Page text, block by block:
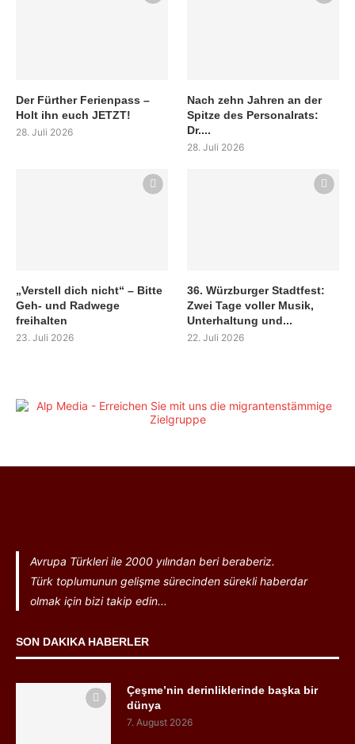
Der Fürther Ferienpass –
Holt ihn euch JETZT!
28. Juli 2026
Nach zehn Jahren an der
Spitze des Personalrats:
Dr....
28. Juli 2026
„Verstell dich nicht“ – Bitte
Geh- und Radwege
freihalten
23. Juli 2026
36. Würzburger Stadtfest:
Zwei Tage voller Musik,
Unterhaltung und...
22. Juli 2026
Avrupa Türkleri ile 2000 yılından beri beraberiz.
Türk toplumunun gelişme sürecinden sürekli haberdar
olmak için bizi takip edin...
SON DAKIKA HABERLER
Çeşme’nin derinliklerinde başka bir
dünya
7. August 2026